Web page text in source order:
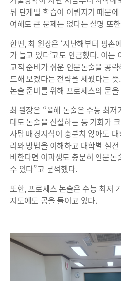
뒤 단계별 학습이 이뤄지기 때문
여해도 큰 문제는 없다는 설명 또
한편, 최 원장은 ‘지난해부터 평촌
가 늘고 있다’고도 언급했다. 이는
교적 준비가 쉬운 인문논술을 공
드해 보겠다는 전략을 세웠다는
논술 준비를 위해 프로세스의 문
최 원장은 “올해 논술은 수능 최저
대도 논술을 신설하는 등 기회가
사탐 배경지식이 충분치 않아도
리와 방법을 이해하고 대학별 실
비한다면 이과생도 충분히 인문
수 있다”고 분석했다.
또한, 프로세스 논술은 수능 최저
지도에도 공을 들이고 있다.